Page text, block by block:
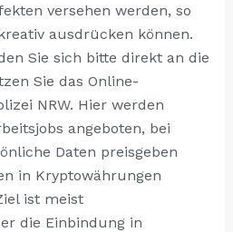
versehen werden, so
ausdrücken können.
Sie sich bitte direkt an die
Sie das Online-
NRW. Hier werden
angeboten, bei
Daten preisgeben
in Kryptowährungen
ist meist
die Einbindung in